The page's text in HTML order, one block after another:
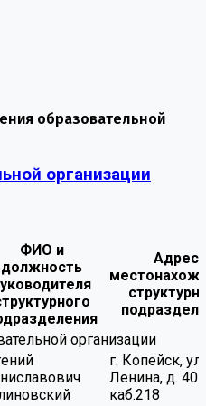
образовательной
организации
ФИО и
должность
Адрес
организации
г. Копейск, ул.
Ленина, д. 40
каб.218